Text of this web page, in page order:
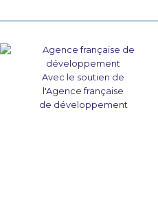
Avec le soutien de
l'Agence française
de développement